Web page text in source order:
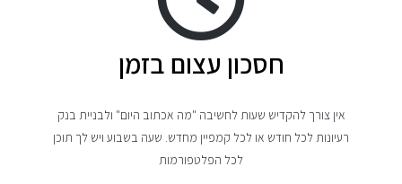
חסכון עצום בזמן
אין צורך להקדיש שעות לחשיבה "מה אכתוב היום" ולבניית בנק
רעיונות לכל חודש או לכל קמפיין מחדש. שעה בשבוע ויש לך תוכן
לכל הפלטפורמות